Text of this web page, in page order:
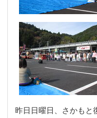
昨日日曜日、さかもと